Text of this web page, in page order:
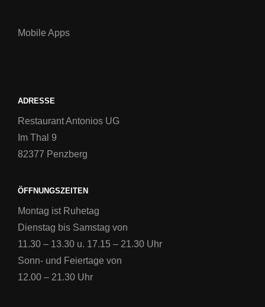
Mobile Apps
ADRESSE
Restaurant Antonios UG
Im Thal 9
82377 Penzberg
ÖFFNUNGSZEITEN
Montag ist Ruhetag
Dienstag bis Samstag von
11.30 – 13.30 u. 17.15 – 21.30 Uhr
Sonn- und Feiertage von
12.00 – 21.30 Uhr